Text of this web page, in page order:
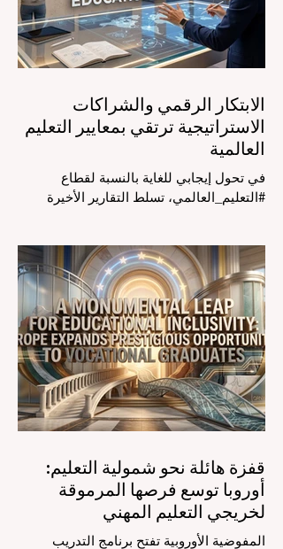
البارز، الذي عُقد في لحظة حاسمة، أن إعطاء
الأولوية لرفع #جودة_التعليم هو المحفز
الأساسي وال
الابتكار الرقمي والشراكات
الاستراتيجية ترتقي بمعايير التعليم
العالمية
في تحول إيجابي للغاية بالنسبة لقطاع
#التعليم_العالمي، تسلط التقارير الأخيرة
الفصول الدراسية في جميع أنحاء العالم، وهو
أمر يثير اهتماماً كبيراً في الأوساط الأكاديمية
العربية التي تسعى للريادة. إن الدمج السريع
لمساعدي #الذكاء_الاصطناعي المتخصصين
والمصممين خصيصاً للمعلمين يُحدث ثورة
حقيقية في مهنة التدريس. ومن خلال الأتمتة
الناجحة للمهام الإدارية التي تستغرق وقتاً
طويلاً، تبشر هذه الأدوات المتقدمة بعصر
قفزة هائلة نحو شمولية التعليم:
أوروبا توسع فرصها المرموقة
لخريجي التعليم المهني
المفوضية الأوروبية تفتح برنامج التدريب